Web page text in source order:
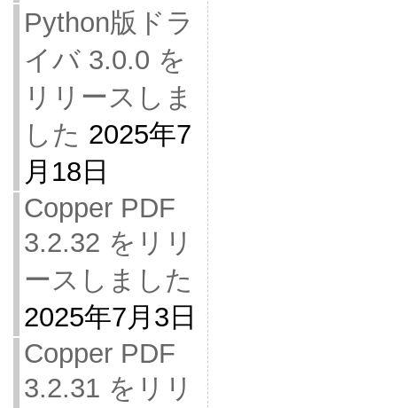
Python版ドラ
イバ 3.0.0 を
リリースしま
した 2025年7
月18日
Copper PDF
3.2.32 をリリ
ースしました
2025年7月3日
Copper PDF
3.2.31 をリリ